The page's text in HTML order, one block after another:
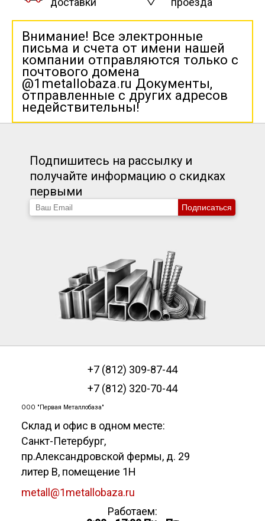
Внимание! Все электронные
письма и счета от имени нашей
компании отправляются только с
почтового домена
@1metallobaza.ru Документы,
отправленные с других адресов
недействительны!
Подпишитесь на рассылку и
получайте информацию о скидках
первыми
Подписаться
+7 (812) 309-87-44
+7 (812) 320-70-44
ООО "Первая Металлобаза"
Склад и офис в одном месте:
Санкт-Петербург,
пр.Александровской фермы, д. 29
литер В, помещение 1Н
metall@1metallobaza.ru
Работаем: